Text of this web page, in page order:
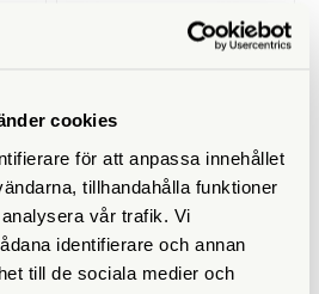
cookies
för att anpassa innehållet
tillhandahålla funktioner
vår trafik. Vi
identifierare och annan
till de sociala medier och
Leica
Leica 8x42 Trinovid HD